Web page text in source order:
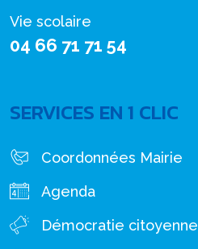
Vie scolaire
04 66 71 71 54
SERVICES EN 1 CLIC
Coordonnées Mairie
Agenda
Démocratie citoyenne